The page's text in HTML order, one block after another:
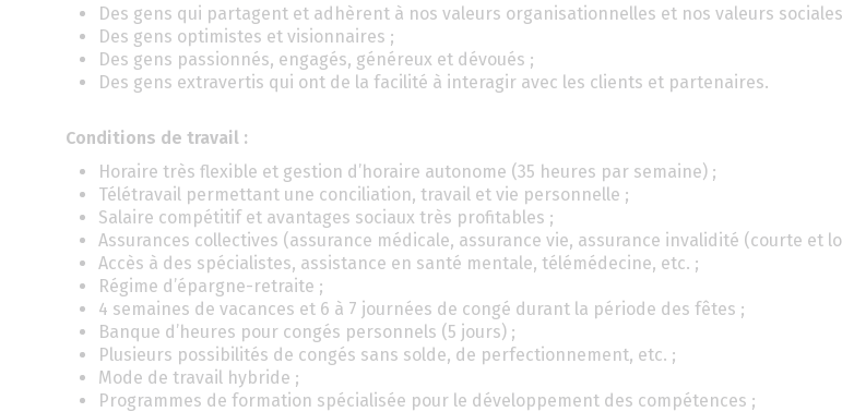
Des gens qui partagent et adhèrent à nos valeurs organisationnelles et nos valeurs
Des gens optimistes et visionnaires ;
Des gens passionnés, engagés, généreux et dévoués ;
Des gens extravertis qui ont de la facilité à interagir avec les clients et partenaires.
Conditions de travail :
Horaire très flexible et gestion d’horaire autonome (35 heures par semaine) ;
Télétravail permettant une conciliation, travail et vie personnelle ;
Salaire compétitif et avantages sociaux très profitables ;
Assurances collectives (assurance médicale, assurance vie, assurance invalidité (courte et
Accès à des spécialistes, assistance en santé mentale, télémédecine, etc. ;
Régime d’épargne-retraite ;
4 semaines de vacances et 6 à 7 journées de congé durant la période des fêtes ;
Banque d’heures pour congés personnels (5 jours) ;
Plusieurs possibilités de congés sans solde, de perfectionnement, etc. ;
Mode de travail hybride ;
Programmes de formation spécialisée pour le développement des compétences ;